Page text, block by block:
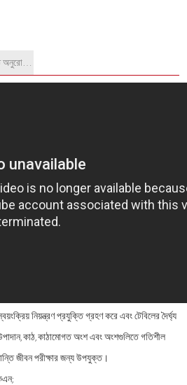
একটি উদ্ধৃতি অনুরোধ করুন
নিয়ন্ত্রণ প্রযুক্তি গ্রহণ করে এবং টেবিলের দৈর্ঘ্য
কাঠ, কাঠামোগত অংশ এবং অংশগুলিতে গতিশীল
জীবন পরীক্ষার জন্য উপযুক্ত।